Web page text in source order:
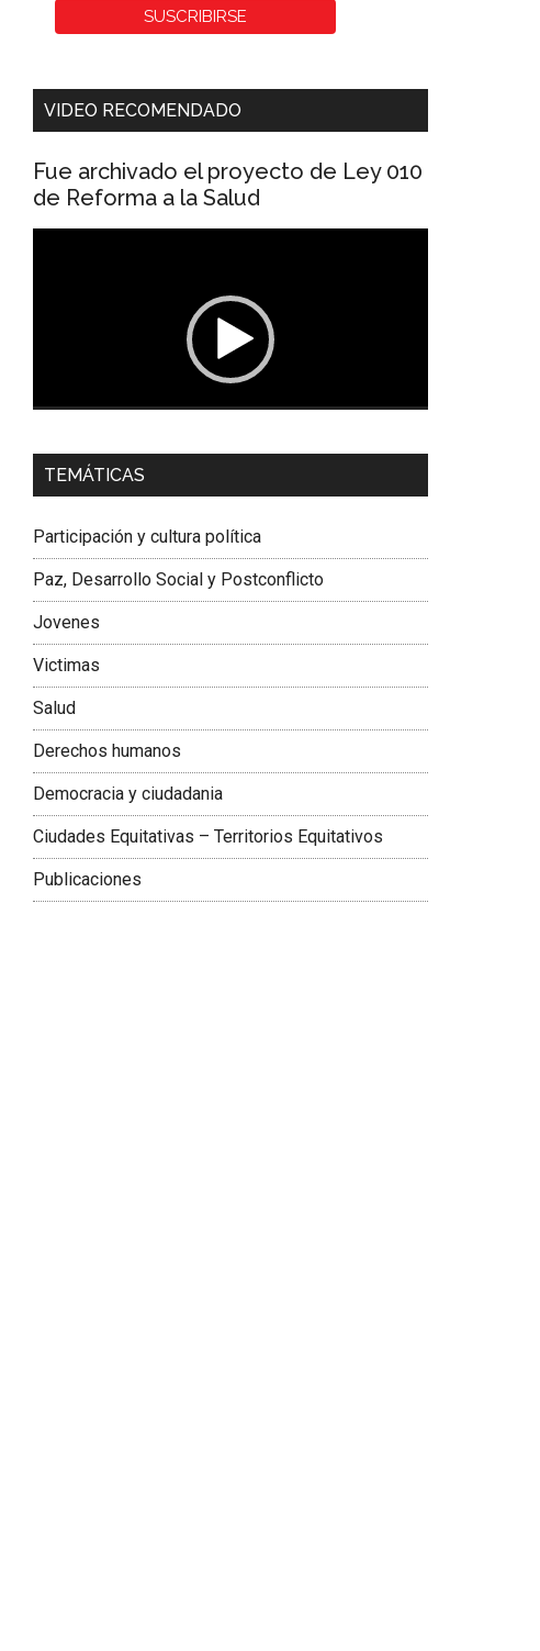
VIDEO RECOMENDADO
Fue archivado el proyecto de Ley 010
de Reforma a la Salud
Dra. Carolina Corcho Mejía,
Latinoamericana Sur, Vicepresidenta Federación
TEMÁTICAS
Participación y cultura política
Paz, Desarrollo Social y Postconflicto
Jovenes
Victimas
Salud
Derechos humanos
Democracia y ciudadania
Ciudades Equitativas – Territorios Equitativos
Publicaciones